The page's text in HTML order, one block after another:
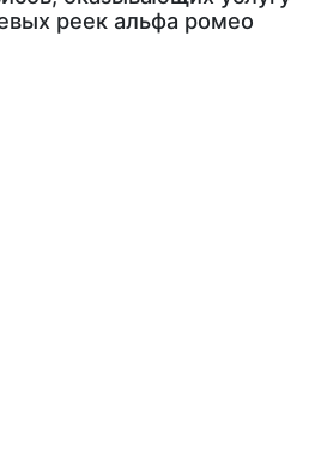
реек альфа ромео